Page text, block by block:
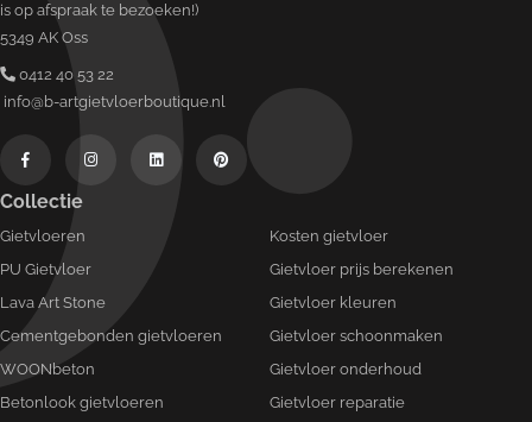
is op afspraak te bezoeken!)
5349 AK Oss
0412 40 53 22
info@b-artgietvloerboutique.nl
Collectie
Gietvloeren
PU Gietvloer
Lava Art Stone
Cementgebonden gietvloeren
WOONbeton
Betonlook gietvloeren
Kosten gietvloer
Gietvloer prijs berekenen
Gietvloer kleuren
Gietvloer schoonmaken
Gietvloer onderhoud
Gietvloer reparatie